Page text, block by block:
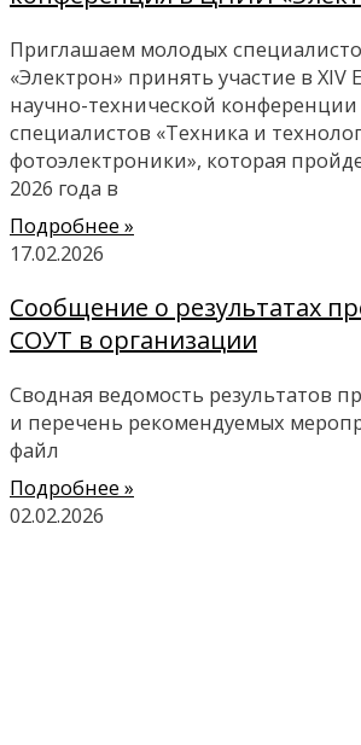
Приглашаем молодых
«Электрон» принять участие в
научно-технической
специалистов «Техника и
фотоэлектроники», которая
2026 года в
Подробнее »
17.02.2026
Сообщение о результатах
СОУТ в организации
Сводная ведомость результатов
и перечень рекомендуемых
файл
Подробнее »
02.02.2026